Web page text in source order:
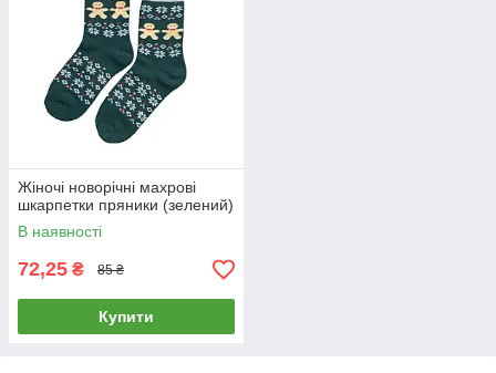
Жіночі новорічні махрові
шкарпетки пряники (зелений)
В наявності
72,25 ₴ 85 ₴
Купити